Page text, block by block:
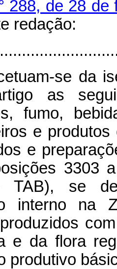
288, de 28 de
redação:
se da
as
fumo,
e
e
3303
TAB), se
interno na
e da flora
produtivo